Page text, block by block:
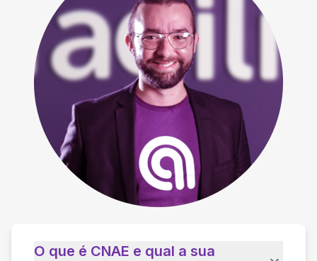
O que é CNAE e qual a sua